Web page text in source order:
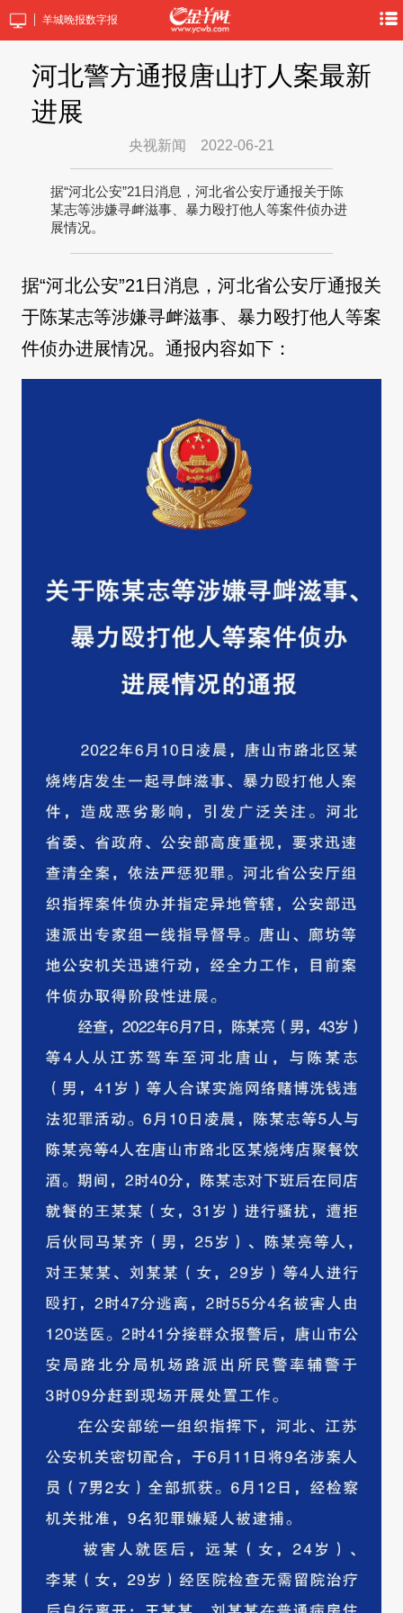
羊城晚报数字报
河北警方通报唐山打人案最新
进展
央视新闻 2022-06-21
据“河北公安”21日消息，河北省公安厅通报关于陈
某志等涉嫌寻衅滋事、暴力殴打他人等案件侦办进
展情况。
据“河北公安”21日消息，河北省公安厅通报关
于陈某志等涉嫌寻衅滋事、暴力殴打他人等案
件侦办进展情况。通报内容如下：